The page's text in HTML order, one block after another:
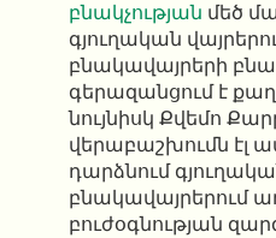
բնակչության մեծ
գյուղական
բնակավայրերի
գերազանցում է
նույնիսկ Քվեմո
վերաբաշխումն էլ
դարձնում
բնակավայրերում
բուժօգնության